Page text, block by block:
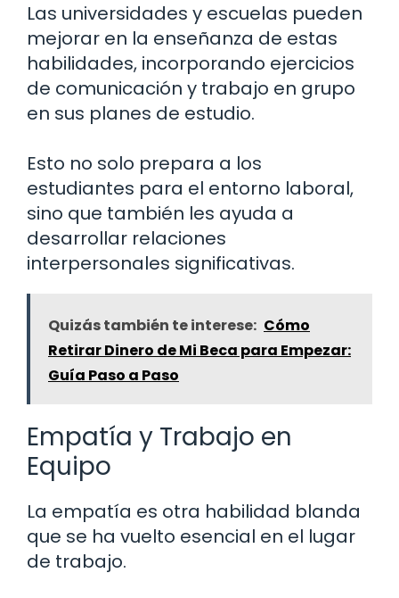
Las universidades y escuelas pueden
mejorar en la enseñanza de estas
habilidades, incorporando ejercicios
de comunicación y trabajo en grupo
en sus planes de estudio.
Esto no solo prepara a los
estudiantes para el entorno laboral,
sino que también les ayuda a
desarrollar relaciones
interpersonales significativas.
Quizás también te interese: Cómo
Retirar Dinero de Mi Beca para Empezar:
Guía Paso a Paso
Empatía y Trabajo en
Equipo
La empatía es otra habilidad blanda
que se ha vuelto esencial en el lugar
de trabajo.